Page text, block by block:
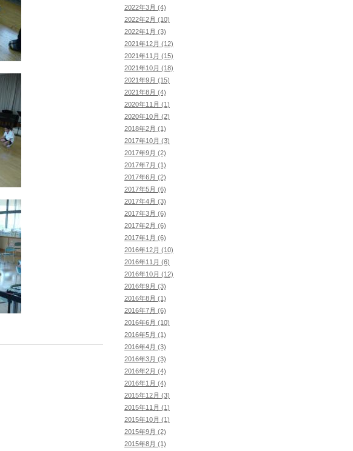
2022年3月 (4)
2022年2月 (10)
2022年1月 (3)
2021年12月 (12)
2021年11月 (15)
2021年10月 (18)
2021年9月 (15)
2021年8月 (4)
2020年11月 (1)
2020年10月 (2)
2018年2月 (1)
2017年10月 (3)
2017年9月 (2)
2017年7月 (1)
2017年6月 (2)
2017年5月 (6)
2017年4月 (3)
2017年3月 (6)
2017年2月 (6)
2017年1月 (6)
2016年12月 (10)
2016年11月 (6)
2016年10月 (12)
2016年9月 (3)
2016年8月 (1)
2016年7月 (6)
2016年6月 (10)
2016年5月 (1)
2016年4月 (3)
2016年3月 (3)
2016年2月 (4)
2016年1月 (4)
2015年12月 (3)
2015年11月 (1)
2015年10月 (1)
2015年9月 (2)
2015年8月 (1)